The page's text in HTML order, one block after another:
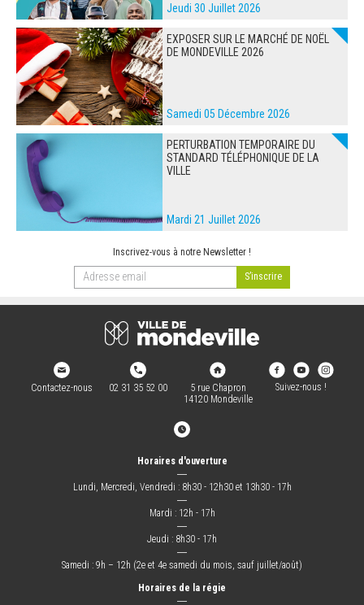
Jeudi 30 Juillet 2026
EXPOSER SUR LE MARCHÉ DE NOËL
DE MONDEVILLE 2026
Samedi 05 Décembre 2026
PERTURBATION TEMPORAIRE DU
STANDARD TÉLÉPHONIQUE DE LA
VILLE
Mardi 21 Juillet 2026
Inscrivez-vous à notre Newsletter !
Contactez-nous 02 31 35 52 00
5 rue Chapron
14120 Mondeville
Suivez-nous !
Horaires d'ouverture
―
Lundi, Mercredi, Vendredi : 8h30 - 12h30 et 13h30 - 17h
―
Mardi : 12h - 17h
―
Jeudi : 8h30 - 17h
―
Samedi : 9h – 12h (2e et 4e samedi du mois, sauf juillet/août)
Horaires de la régie
―